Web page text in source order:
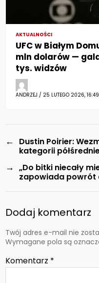
AKTUALNOŚCI
UFC w Białym
mln dolarów —
tys. widzów
ANDRZEJ / 25 LUTEGO 2026, 16:49
←
Dustin Poirier:
kategorii
→ „Do bitki niecały
zapowiada powrót
Dodaj komentarz
Twój adres e-mail nie
Wymagane pola są
Komentarz *